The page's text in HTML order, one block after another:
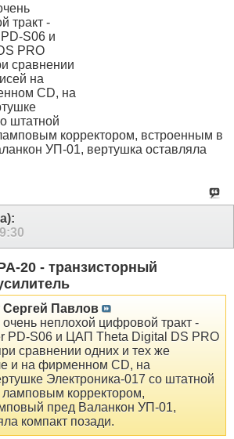
тракт -
S06 и
PRO
сравнении
на
CD, на
штатной
корректором, встроенным в
УП-01, вертушка оставляла
20 - транзисторный
Сергей Павлов
неплохой цифровой тракт -
PD-S06 и ЦАП Theta Digital DS PRO
сравнении одних и тех же
и на фирменном CD, на
Электроника-017 со штатной
ламповым корректором,
пред Валанкон УП-01,
компакт позади.